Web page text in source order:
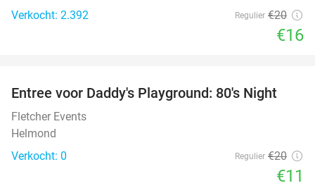
Verkocht: 2.392
Regulier €20
€16
45%
TODAY
Entree voor Daddy's Playground: 80's Night
Fletcher Events
Helmond
Verkocht: 0
Regulier €20
€11